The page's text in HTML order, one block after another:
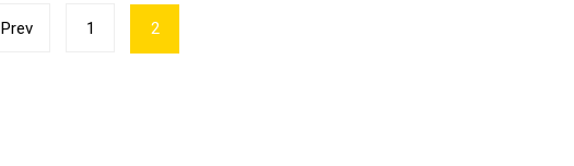
Пагінація
Prev 1 2